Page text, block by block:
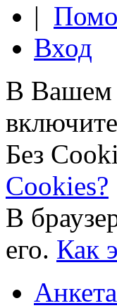
|
Вход
В Вашем
Без
Cookies?
В
его. Как